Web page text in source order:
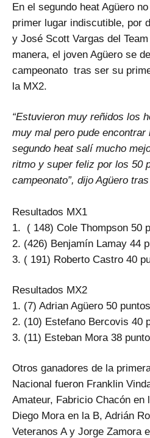
En el segundo heat Agüero
primer lugar indiscutible, por
y José Scott Vargas del
manera, el joven Agüero se
campeonato tras ser su
la MX2.
“Estuvieron muy reñidos los
muy mal pero pude
segundo heat salí mucho
ritmo y super feliz por los 50
campeonato”, dijo Agüero
Resultados MX1
1. ( 148) Cole Thompson 50
2. (426) Benjamín Lamay 44
3. ( 191) Roberto Castro 40
Resultados MX2
1. (7) Adrian Agüero 50 puntos
2. (10) Estefano Bercovis 40
3. (11) Esteban Mora 38
Otros ganadores de la
Nacional fueron Franklin
Amateur, Fabricio Chacón en
Diego Mora en la B, Adrián
Veteranos A y Jorge Zamora